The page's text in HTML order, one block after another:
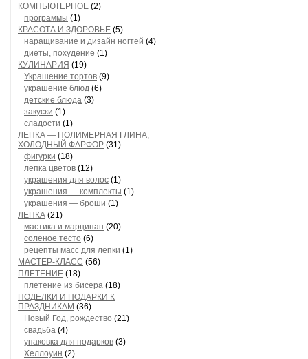
КОМПЬЮТЕРНОЕ (2)
программы (1)
КРАСОТА И ЗДОРОВЬЕ (5)
наращивание и дизайн ногтей (4)
диеты, похудение (1)
КУЛИНАРИЯ (19)
Украшение тортов (9)
украшение блюд (6)
детские блюда (3)
закуски (1)
сладости (1)
ЛЕПКА — ПОЛИМЕРНАЯ ГЛИНА,
ХОЛОДНЫЙ ФАРФОР (31)
фигурки (18)
лепка цветов (12)
украшения для волос (1)
украшения — комплекты (1)
украшения — броши (1)
ЛЕПКА (21)
мастика и марципан (20)
соленое тесто (6)
рецепты масс для лепки (1)
МАСТЕР-КЛАСС (56)
ПЛЕТЕНИЕ (18)
плетение из бисера (18)
ПОДЕЛКИ И ПОДАРКИ К
ПРАЗДНИКАМ (36)
Новый Год, рождество (21)
свадьба (4)
упаковка для подарков (3)
Хеллоуин (2)